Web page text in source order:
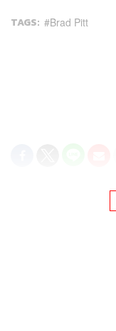
TAGS: Brad Pitt